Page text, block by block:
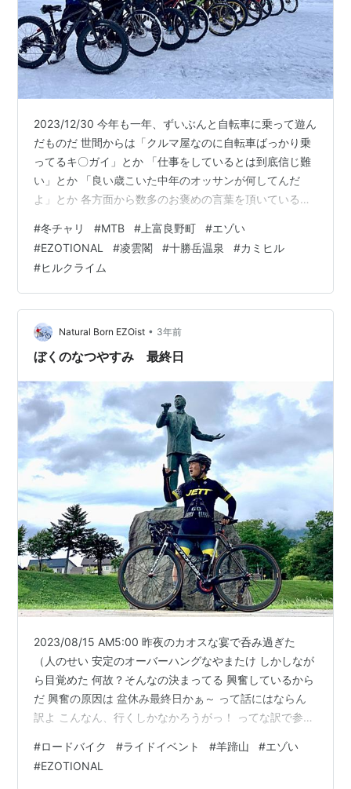
2023/12/30 今年も一年、ずいぶんと自転車に乗って遊ん
だものだ 世間からは「クルマ屋なのに自転車ばっかり乗
ってるキ〇ガイ」とか 「仕事をしているとは到底信じ難
い」とか 「良い歳こいた中年のオッサンが何してんだ
よ」とか 各方面から数多のお褒めの言葉を頂いている次
ントを投下！ 普通の人にとってはもはや暗号か古の書物
の呪文 冬チャリしない人間にとっても、「もう手遅れで
すね」状態 実はこの企画、元々はやまたけ発祥ではない
ezotional.com それは4年前、FATBIKEアニキのK林さん
発信で集まった5人のオッサン 誘われた時は、正直「…
#冬チャリ #MTB # 上富良野町 #エゾい
#EZOTIONAL #凌雲閣 #十勝岳温泉 #カミヒル
#ヒルクライム
Natural Born EZOist • 3年前
ぼくのなつやすみ 最終日
2023/08/15 AM5:00 昨夜のカオスな宴で呑み過ぎた
（人のせい 安定のオーバーハングなやまたけ しかしなが
ら目覚めた 何故？そんなの決まってる 興奮しているから
だ 興奮の原因は 盆休み最終日かぁ～ って話にはならん
訳よ こんなん、行くしかなかろうがっ！ ってな訳で参戦
挨拶もせずに帰宅 （本当に失礼なので良い子はマネはし
ないように） 車中泊の準備も慣れたモノである まぁ、ち
#ロードバイク #ライドイベント #羊蹄山 #エゾい
#EZOTIONAL